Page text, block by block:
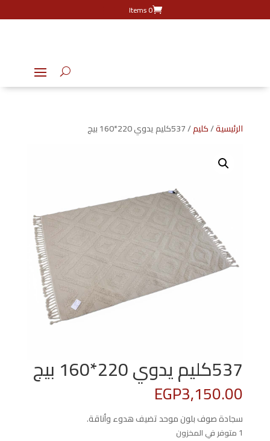
0 Items
الرئيسية/كليم/ 537كليم يدوي 220*160 بيج
537كليم يدوي 220*160 بيج
EGP3,150.00
سجادة صوف بلون موحد تضيف هدوء وأناقة.
1 متوفر في المخزون